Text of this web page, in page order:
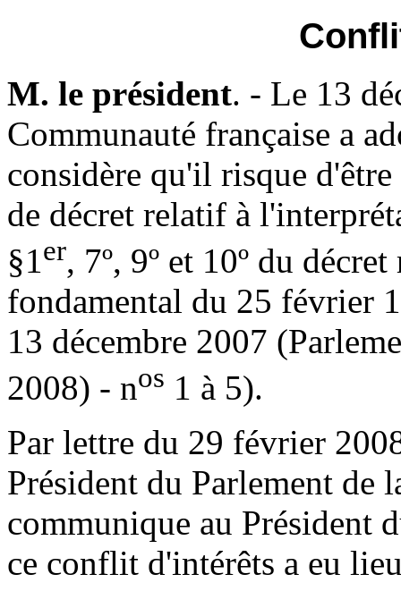
M. le président. - Le 13
Communauté française a
considère qu'il risque
de décret relatif à
§1er, 7º, 9º et 10º du
fondamental du 25 février
13 décembre 2007
2008) - nos 1 à 5).
Par lettre du 29 février
Président du Parlement de
communique au Président
ce conflit d'intérêts a eu